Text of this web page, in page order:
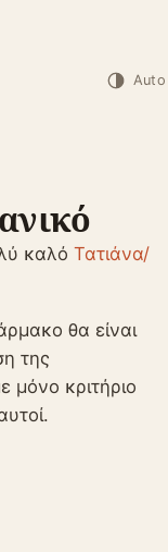
Auto
καλό Τατιάνα/
θα είναι
της
μόνο κριτήριο